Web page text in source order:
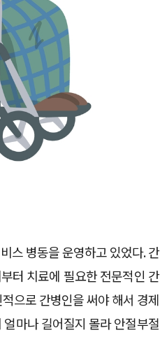
스 병동을 운영하고 있었다. 간
터 치료에 필요한 전문적인 간
으로 간병인을 써야 해서 경제
마나 길어질지 몰라 안절부절